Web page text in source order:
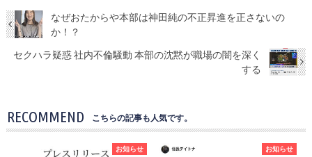
なぜおたからや本部は神田純の不正昇進を正さないの
か！？
セクハラ疑惑 社内不倫騒動 本部の沈黙が職場の闇を深く
する
RECOMMEND こちらの記事も人気です。
お知らせ お知らせ